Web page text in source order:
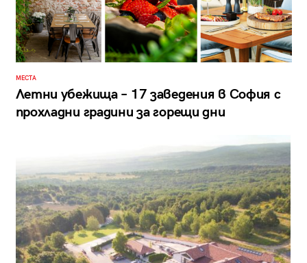
МЕСТА
Летни убежища – 17 заведения в София с
прохладни градини за горещи дни